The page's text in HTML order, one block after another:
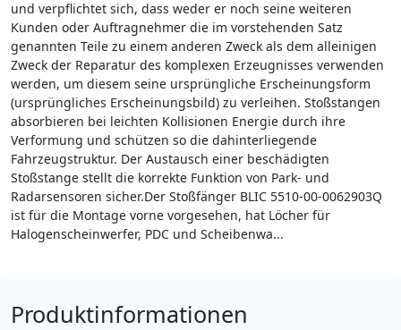
und verpflichtet sich, dass weder er noch seine weiteren
Kunden oder Auftragnehmer die im vorstehenden Satz
genannten Teile zu einem anderen Zweck als dem alleinigen
Zweck der Reparatur des komplexen Erzeugnisses verwenden
werden, um diesem seine ursprüngliche Erscheinungsform
(ursprüngliches Erscheinungsbild) zu verleihen. Stoßstangen
absorbieren bei leichten Kollisionen Energie durch ihre
Verformung und schützen so die dahinterliegende
Fahrzeugstruktur. Der Austausch einer beschädigten
Stoßstange stellt die korrekte Funktion von Park- und
Radarsensoren sicher.Der Stoßfänger BLIC 5510-00-0062903Q
ist für die Montage vorne vorgesehen, hat Löcher für
Halogenscheinwerfer, PDC und Scheibenwa...
Produktinformationen